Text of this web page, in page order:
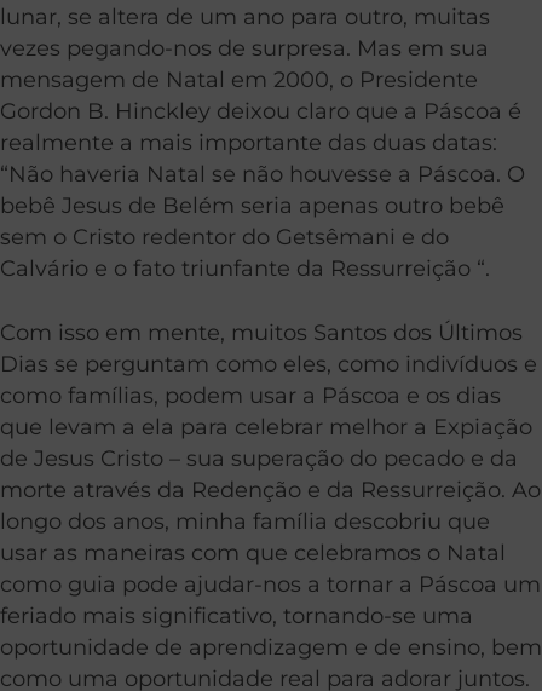
lunar, se altera de um ano para outro, muitas
vezes pegando-nos de surpresa. Mas em sua
mensagem de Natal em 2000, o Presidente
Gordon B. Hinckley deixou claro que a Páscoa é
realmente a mais importante das duas datas:
“Não haveria Natal se não houvesse a Páscoa. O
bebê Jesus de Belém seria apenas outro bebê
sem o Cristo redentor do Getsêmani e do
Calvário e o fato triunfante da Ressurreição “.
Com isso em mente, muitos Santos dos Últimos
Dias se perguntam como eles, como indivíduos e
como famílias, podem usar a Páscoa e os dias
que levam a ela para celebrar melhor a Expiação
de Jesus Cristo – sua superação do pecado e da
morte através da Redenção e da Ressurreição. Ao
longo dos anos, minha família descobriu que
usar as maneiras com que celebramos o Natal
como guia pode ajudar-nos a tornar a Páscoa um
feriado mais significativo, tornando-se uma
oportunidade de aprendizagem e de ensino, bem
como uma oportunidade real para adorar juntos.